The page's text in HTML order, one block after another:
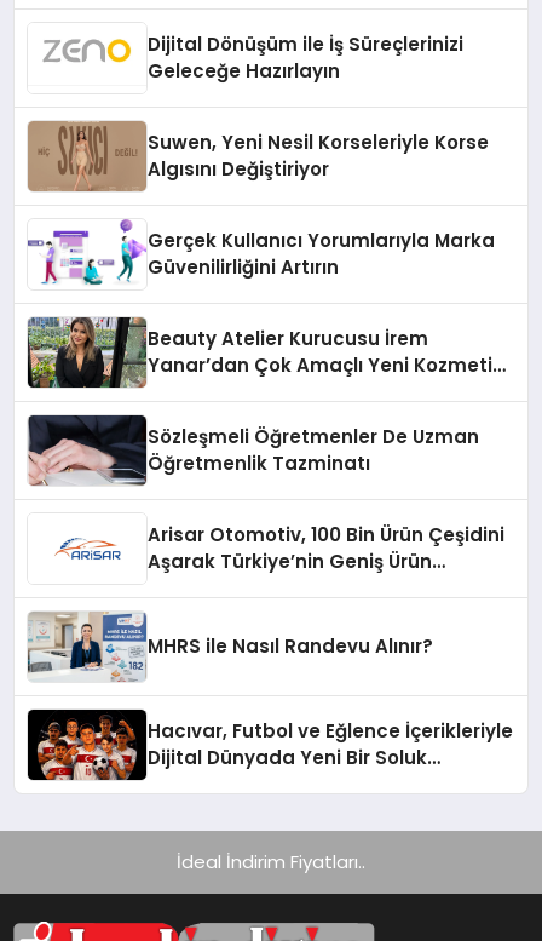
Dijital Dönüşüm ile İş Süreçlerinizi
Geleceğe Hazırlayın
Suwen, Yeni Nesil Korseleriyle Korse
Algısını Değiştiriyor
Gerçek Kullanıcı Yorumlarıyla Marka
Güvenilirliğini Artırın
Beauty Atelier Kurucusu İrem
Yanar’dan Çok Amaçlı Yeni Kozmetik
Sözleşmeli Öğretmenler De Uzman
Öğretmenlik Tazminatı
Arisar Otomotiv, 100 Bin Ürün Çeşidini
Aşarak Türkiye’nin Geniş Ürün
MHRS ile Nasıl Randevu Alınır?
Hacıvar, Futbol ve Eğlence İçerikleriyle
Dijital Dünyada Yeni Bir Soluk
İdeal İndirim Fiyatları..